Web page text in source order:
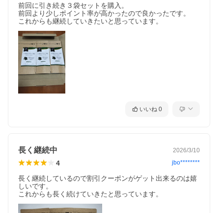
前回に引き続き３袋セットを購入。
前回より少しポイント率が高かったので良かったです。
これからも継続していきたいと思っています。
いいね 0
長く継続中 2026/3/10
4 jbo********
長く継続しているので割引クーポンがゲット出来るのは嬉
しいです。